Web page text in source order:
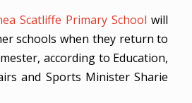
Scatliffe Primary School will
schools when they return to
according to Education,
and Sports Minister Sharie